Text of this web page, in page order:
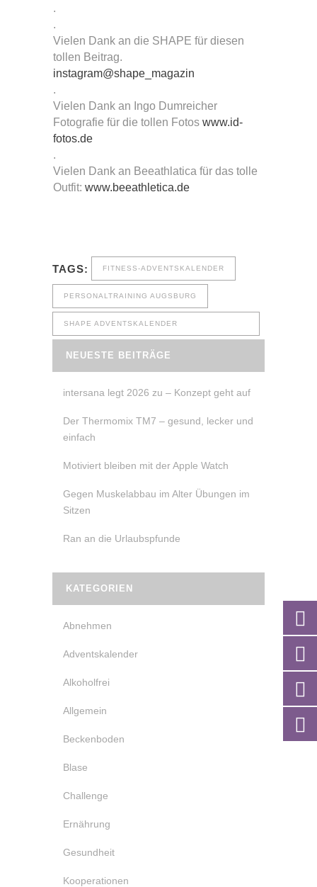
.
.
Vielen Dank an die SHAPE für diesen
tollen Beitrag.
instagram@shape_magazin
.
Vielen Dank an Ingo Dumreicher
Fotografie für die tollen Fotos www.id-
fotos.de
.
Vielen Dank an Beeathlatica für das tolle
Outfit: www.beeathletica.de
TAGS: FITNESS-ADVENTSKALENDER
PERSONALTRAINING AUGSBURG
SHAPE ADVENTSKALENDER
NEUESTE BEITRÄGE
intersana legt 2026 zu – Konzept geht auf
Der Thermomix TM7 – gesund, lecker und
einfach
Motiviert bleiben mit der Apple Watch
Gegen Muskelabbau im Alter Übungen im
Sitzen
Ran an die Urlaubspfunde
KATEGORIEN
Abnehmen
Adventskalender
Alkoholfrei
Allgemein
Beckenboden
Blase
Challenge
Ernährung
Gesundheit
Kooperationen